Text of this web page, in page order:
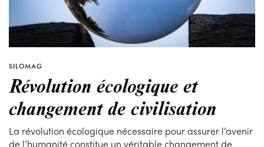
SILOMAG
Révolution écologique et
changement de civilisation
La révolution écologique nécessaire pour assurer l’avenir
de l’humanité constitue un véritable changement de